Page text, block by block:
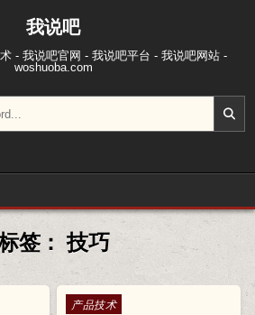
我说吧
- 我说吧官网 - 我说吧平台 - 我说吧网站 -
woshuoba.com
签：技巧
Posted in
产品技术